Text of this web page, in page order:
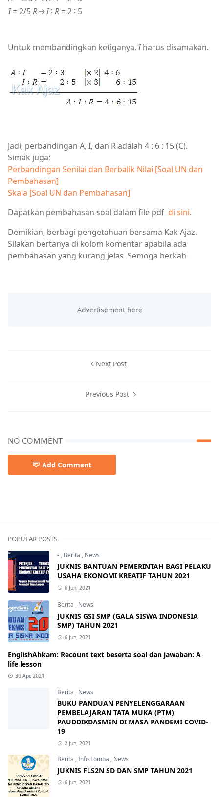
I= 2/5R→I∶ R = 2 ∶ 5
Untuk membandingkan ketiganya,Iharus disamakan.
Jadi, perbandingan A, I, dan R adalah 4 : 6 : 15 (C).
Simak juga;
Perbandingan Senilai dan Berbalik Nilai [Soal UN dan
Pembahasan]
Skala [Soal UN dan Pembahasan]
Dapatkan pembahasan soal dalam file pdf di sini.
Demikian, berbagi pengetahuan bersama Kak Ajaz.
Silakan bertanya di kolom komentar apabila ada
pembahasan yang kurang jelas. Semoga berkah.
Next Post
Previous Post
NO COMMENT
Add Comment
POPULAR POSTS
- , Berita , News
JUKNIS BANTUAN PEMERINTAH BAGI PELAKU
USAHA EKONOMI KREATIF TAHUN 2021
6 Jun, 2021
Berita , News
JUKNIS GSI SMP (GALA SISWA INDONESIA
SMP) TAHUN 2021
6 Jun, 2021
EnglishAhkam: Recount text beserta soal dan jawaban: A
life lesson
30 Apr, 2021
Berita , News
BUKU PANDUAN PENYELENGGARAAN
PEMBELAJARAN TATA MUKA (PTM)
PAUDDIKDASMEN DI MASA PANDEMI COVID-
19
2 Jun, 2021
Berita ,Info Lomba , News
JUKNIS FLS2N SD DAN SMP TAHUN 2021
6 Jun, 2021